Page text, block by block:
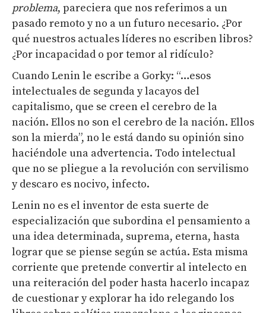
problema, pareciera que nos referimos a un
pasado remoto y no a un futuro necesario. ¿Por
qué nuestros actuales líderes no escriben libros?
¿Por incapacidad o por temor al ridículo?
Cuando Lenin le escribe a Gorky: “…esos
intelectuales de segunda y lacayos del
capitalismo, que se creen el cerebro de la
nación. Ellos no son el cerebro de la nación. Ellos
son la mierda”, no le está dando su opinión sino
haciéndole una advertencia. Todo intelectual
que no se pliegue a la revolución con servilismo
y descaro es nocivo, infecto.
Lenin no es el inventor de esta suerte de
especialización que subordina el pensamiento a
una idea determinada, suprema, eterna, hasta
lograr que se piense según se actúa. Esta misma
corriente que pretende convertir al intelecto en
una reiteración del poder hasta hacerlo incapaz
de cuestionar y explorar ha ido relegando los